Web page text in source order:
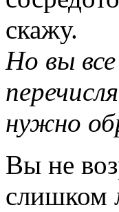
скажу.
Но вы
нужно
Вы не
слишком